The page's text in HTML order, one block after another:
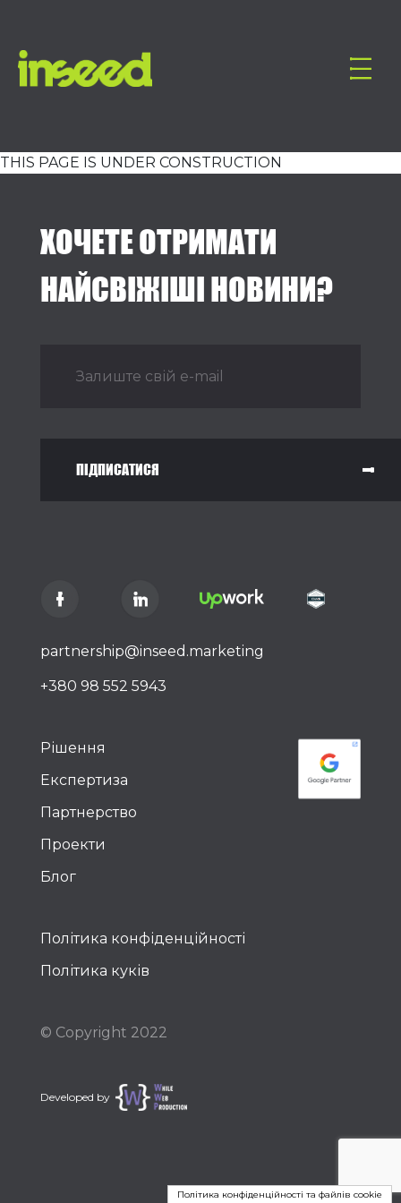
THIS PAGE IS UNDER CONSTRUCTION
ХОЧЕТЕ ОТРИМАТИ
НАЙСВІЖІШІ НОВИНИ?
ПІДПИСАТИСЯ
partnership@inseed.marketing
+380 98 552 5943
Рішення
Експертиза
Партнерство
Проекти
Блог
Політика конфіденційності
Політика куків
Developed by
© Copyright 2022
Політика конфіденційності та файлів cookie